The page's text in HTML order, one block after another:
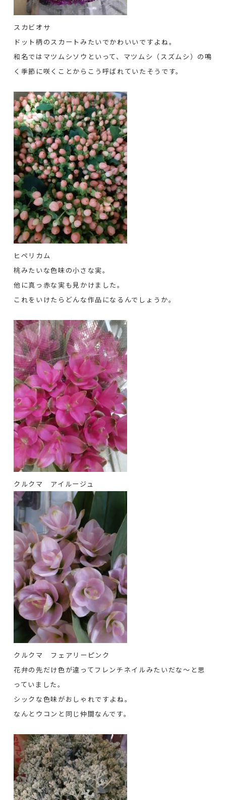
スカビオサ
ドット柄のスカートみたいでかわいいですよね。
和名ではマツムシソウといって、マツムシ（スズムシ）の鳴
く季節に咲くことからこう呼ばれていたそうです。
ヒペリカム
桃みたいな色味の小さな実。
他に真っ赤な実も見かけました。
これをいけたらどんな作品になるんでしょうか。
クルクマ アイルージュ
クルクマ フェアリーピンク
花弁の先だけ色が違ってフレンチネイルみたいだな～と思
っていました。
シックな色味がおしゃれですよね。
なんとウコンと同じ仲間なんです。